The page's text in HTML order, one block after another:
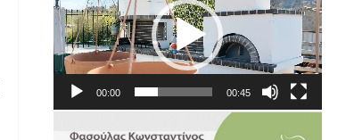
Βίντεο
00:00 00:45